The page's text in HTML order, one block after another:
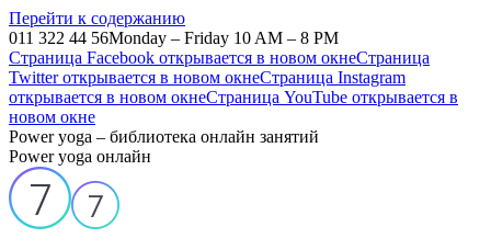
Перейти к содержанию
011 322 44 56Monday – Friday 10 AM – 8 PM
Страница Facebook открывается в новом окнеСтраница
Twitter открывается в новом окнеСтраница Instagram
открывается в новом окнеСтраница YouTube открывается в
новом окне
Power yoga – библиотека онлайн занятий
Power yoga онлайн